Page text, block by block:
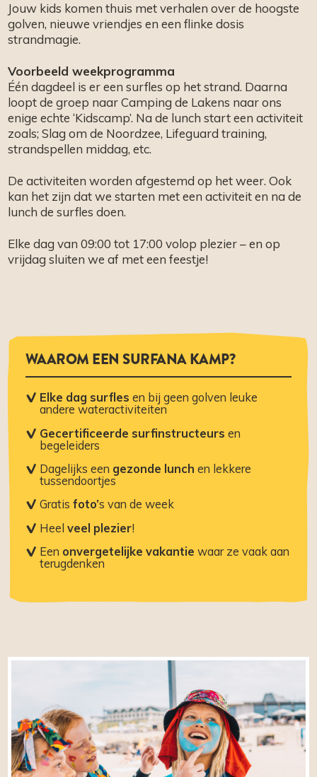
Jouw kids komen thuis met verhalen over de hoogste
golven, nieuwe vriendjes en een flinke dosis
strandmagie.
Voorbeeld weekprogramma
Één dagdeel is er een surfles op het strand. Daarna
loopt de groep naar Camping de Lakens naar ons
enige echte ‘Kidscamp’. Na de lunch start een activiteit
zoals; Slag om de Noordzee, Lifeguard training,
strandspellen middag, etc.
De activiteiten worden afgestemd op het weer. Ook
kan het zijn dat we starten met een activiteit en na de
lunch de surfles doen.
Elke dag van 09:00 tot 17:00 volop plezier – en op
vrijdag sluiten we af met een feestje!
WAAROM EEN SURFANA KAMP?
Elke dag surfles en bij geen golven leuke
andere wateractiviteiten
Gecertificeerdesurfinstructeurs en
begeleiders
Dagelijks een gezonde lunch en lekkere
tussendoortjes
Gratis foto’s van de week
Heel veel plezier!
Een onvergetelijkevakantie waar ze vaak aan
terugdenken